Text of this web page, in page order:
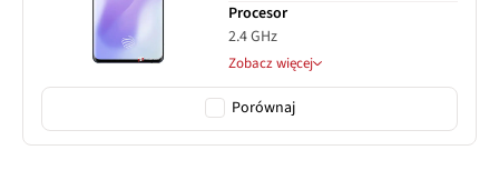
Procesor
2.4 GHz
Zobacz więcej
Porównaj